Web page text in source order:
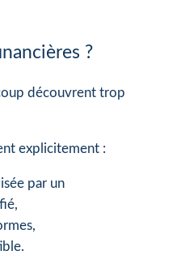
?
découvrent trop
explicitement :
par un